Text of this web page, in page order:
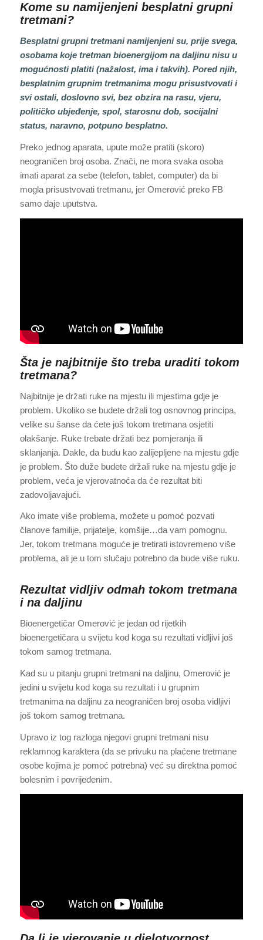
Kome su namijenjeni besplatni grupni
tretmani?
Besplatni grupni tretmani namijenjeni su, prije svega,
osobama koje tretman bioenergijom na daljinu nisu u
mogućnosti platiti (nažalost, ima i takvih). Pored njih,
besplatnim grupnim tretmanima mogu prisustvovati i
svi ostali, doslovno svi, bez obzira na rasu, vjeru,
političko ubjeđenje, spol, starosnu dob, socijalni
status, naravno, potpuno besplatno.
Preko jednog aparata, upute može pratiti (skoro)
neograničen broj osoba. Znači, ne mora svaka osoba
imati aparat za sebe (telefon, tablet, computer) da bi
mogla prisustvovati tretmanu, jer Omerović preko FB
samo daje uputstva.
Šta je najbitnije što treba uraditi tokom
tretmana?
Najbitnije je držati ruke na mjestu ili mjestima gdje je
problem. Ukoliko se budete držali tog osnovnog principa,
velike su šanse da ćete još tokom tretmana osjetiti
olakšanje. Ruke trebate držati bez pomjeranja ili
sklanjanja. Dakle, da budu kao zalijepljene na mjestu gdje
je problem. Što duže budete držali ruke na mjestu gdje je
problem, veća je vjerovatnoća da će rezultat biti
zadovoljavajući.
Ako imate više problema, možete u pomoć pozvati
članove familije, prijatelje, komšije…da vam pomognu.
Jer, tokom tretmana moguće je tretirati istovremeno više
problema, ali je u tom slučaju potrebno da bude više ruku.
Rezultat vidljiv odmah tokom tretmana
i na daljinu
Bioenergetičar Omerović je jedan od rijetkih
bioenergetičara u svijetu kod koga su rezultati vidljivi još
tokom samog tretmana.
Kad su u pitanju grupni tretmani na daljinu, Omerović je
jedini u svijetu kod koga su rezultati i u grupnim
tretmanima na daljinu za neograničen broj osoba vidljivi
još tokom samog tretmana.
Upravo iz tog razloga njegovi grupni tretmani nisu
reklamnog karaktera (da se privuku na plaćene tretmane
osobe kojima je pomoć potrebna) već su direktna pomoć
bolesnim i povrijeđenim.